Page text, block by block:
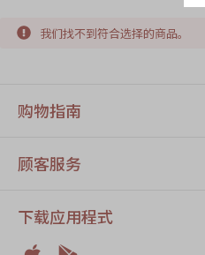
EN 繁體
我们找不到符合选择的商品。
购物指南
顾客服务
下载应用程式